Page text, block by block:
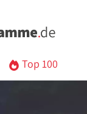
Top 100